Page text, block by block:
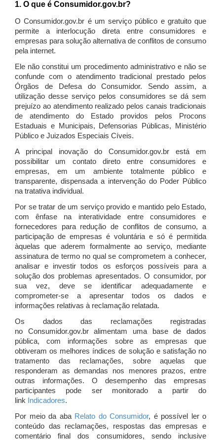
1. O que é Consumidor.gov.br?
O Consumidor.gov.br é um serviço público e gratuito que
permite a interlocução direta entre consumidores e
empresas para solução alternativa de conflitos de consumo
pela internet.
Ele não constitui um procedimento administrativo e não se
confunde com o atendimento tradicional prestado pelos
Órgãos de Defesa do Consumidor. Sendo assim, a
utilização desse serviço pelos consumidores se dá sem
prejuízo ao atendimento realizado pelos canais tradicionais
de atendimento do Estado providos pelos Procons
Estaduais e Municipais, Defensorias Públicas, Ministério
Público e Juizados Especiais Cíveis.
A principal inovação do Consumidor.gov.br está em
possibilitar um contato direto entre consumidores e
empresas, em um ambiente totalmente público e
transparente, dispensada a intervenção do Poder Público
na tratativa individual.
Por se tratar de um serviço provido e mantido pelo Estado,
com ênfase na interatividade entre consumidores e
fornecedores para redução de conflitos de consumo, a
participação de empresas é voluntária e só é permitida
àquelas que aderem formalmente ao serviço, mediante
assinatura de termo no qual se comprometem a conhecer,
analisar e investir todos os esforços possíveis para a
solução dos problemas apresentados. O consumidor, por
sua vez, deve se identificar adequadamente e
comprometer-se a apresentar todos os dados e
informações relativas à reclamação relatada.
Os dados das reclamações registradas
no Consumidor.gov.br alimentam uma base de dados
pública, com informações sobre as empresas que
obtiveram os melhores índices de solução e satisfação no
tratamento das reclamações, sobre aquelas que
responderam as demandas nos menores prazos, entre
outras informações. O desempenho das empresas
participantes pode ser monitorado a partir do
link Indicadores.
Por meio da aba Relato do Consumidor, é possível ler o
conteúdo das reclamações, respostas das empresas e
comentário final dos consumidores, sendo inclusive